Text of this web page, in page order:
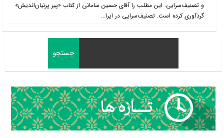
و تصنیف‌سرایی. این مطلب را آقای حسین سامانی از کتاب «پیر پرنیان‌اندیش»
گردآوری کرده است. تصنیف‌سرایی در ایرا...